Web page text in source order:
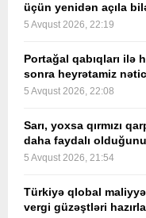
üçün yenidən açıla
5 Avqust 2026, 22:19
Portağal qabıqları ilə
sonra heyrətamiz
5 Avqust 2026, 22:08
Sarı, yoxsa qırmızı
daha faydalı
5 Avqust 2026, 21:54
Türkiyə qlobal
vergi güzəştləri